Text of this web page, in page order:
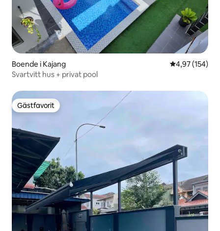
Boende i Kajang 4,97 av 5 i
4,97 (154)
Svartvitt hus + privat pool
Gästfavorit
Gästfavorit